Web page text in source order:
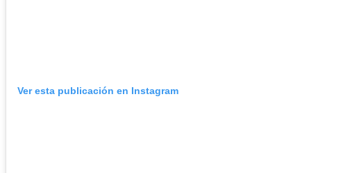
Ver esta publicación en Instagram